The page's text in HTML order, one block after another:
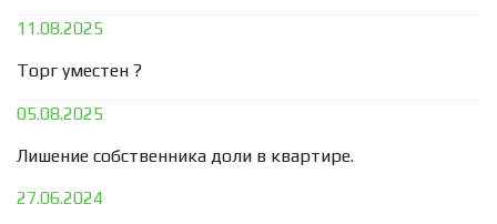
11.08.2025
Торг уместен ?
05.08.2025
Лишение собственника доли в квартире.
27.06.2024